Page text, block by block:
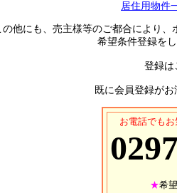
居住用物件
の他にも、売主様等のご都合により
希望条件登録を
登録
既に会員登録が
お電話でも
★希